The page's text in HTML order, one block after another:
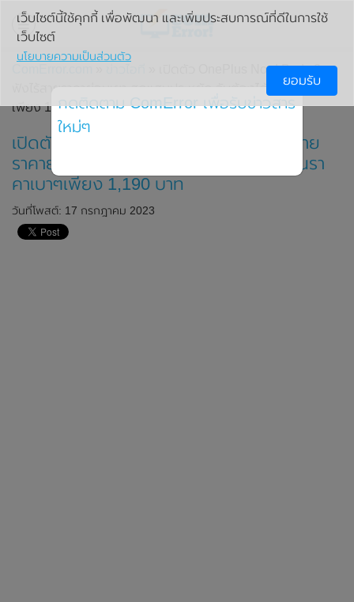
» เปิดตัว OnePlus Nord Buds 2r หู
ฟังไร้สายราคาย่อมเยา สุดแสนประหยัด จับต้องได้ในราคาเบาๆ
เพียง 1,190 บาท
เปิดตัว OnePlus Nord Buds 2r หูฟังไร้สาย
ราคาย่อมเยา สุดแสนประหยัด จับต้องได้ในรา
คาเบาๆเพียง 1,190 บาท
วันที่โพสต์: 17 กรกฎาคม 2023
เว็บไซต์นี้ใช้คุกกี้ เพื่อพัฒนา และเพิ่มประสบการณ์ที่ดีในการใช้
เว็บไซต์
นโยบายความเป็นส่วนตัว
ยอมรับ
กดติดตาม ComError เพื่อรับข่าวสาร
ใหม่ๆ